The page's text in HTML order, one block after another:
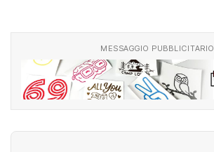
MESSAGGIO PUBBLICITARIO